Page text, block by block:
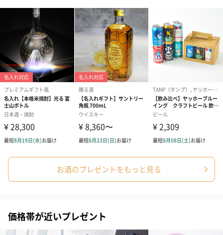
お酒のプレゼントをもっと見る
価格帯が近いプレゼント